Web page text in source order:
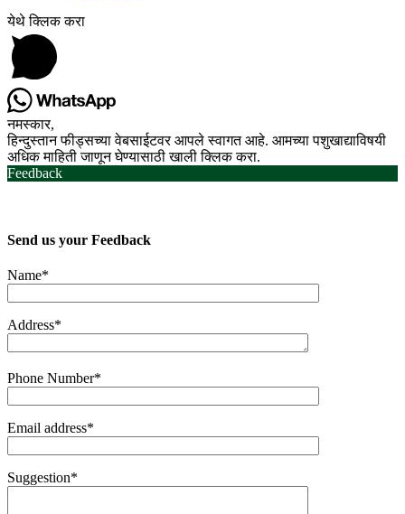
येथे क्लिक करा
नमस्कार,
हिन्दुस्तान फीड्सच्या वेबसाईटवर आपले स्वागत आहे. आमच्या पशुखाद्याविषयी
अधिक माहिती जाणून घेण्यासाठी खाली क्लिक करा.
Feedback
Send us your Feedback
Name*
Address*
Phone Number*
Email address*
Suggestion*